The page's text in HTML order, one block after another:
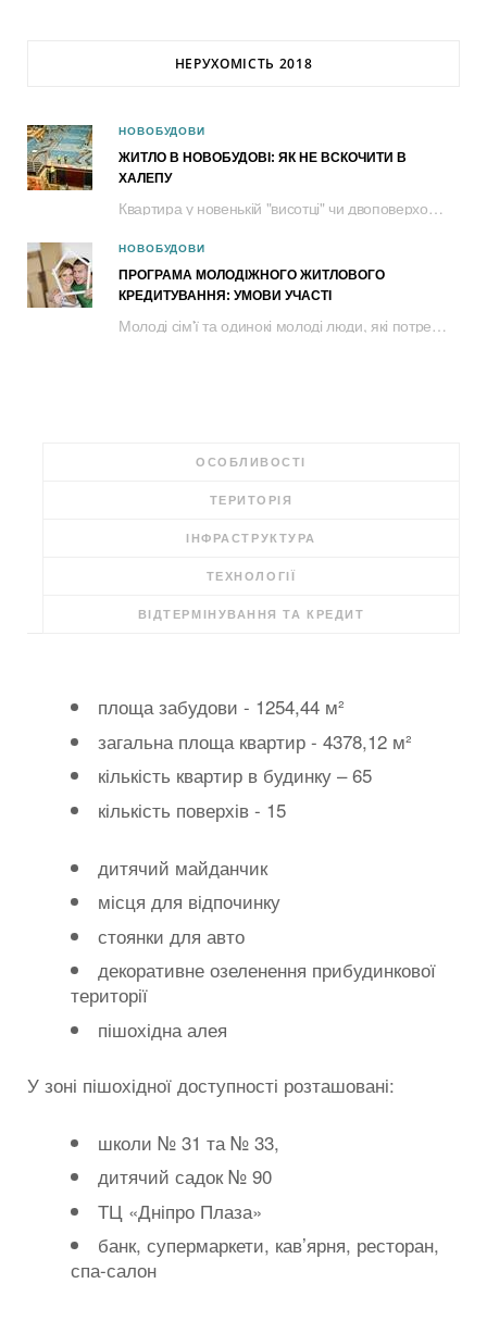
НЕРУХОМІСТЬ 2018
НОВОБУДОВИ
ЖИТЛО В НОВОБУДОВІ: ЯК НЕ ВСКОЧИТИ В
ХАЛЕПУ
Квартира у новенькій "висотці" чи двоповерховому таунхаусі – це не лише власне...
НОВОБУДОВИ
ПРОГРАМА МОЛОДІЖНОГО ЖИТЛОВОГО
КРЕДИТУВАННЯ: УМОВИ УЧАСТІ
Молоді сім'ї та одинокі молоді люди, які потребують поліпшення житлових умов, можуть...
ОСОБЛИВОСТІ
ТЕРИТОРІЯ
ІНФРАСТРУКТУРА
ТЕХНОЛОГІЇ
ВІДТЕРМІНУВАННЯ ТА КРЕДИТ
площа забудови - 1254,44 м²
загальна площа квартир - 4378,12 м²
кількість квартир в будинку – 65
кількість поверхів - 15
дитячий майданчик
місця для відпочинку
стоянки для авто
декоративне озеленення прибудинкової
території
пішохідна алея
У зоні пішохідної доступності розташовані:
школи № 31 та № 33,
дитячий садок № 90
ТЦ «Дніпро Плаза»
банк, супермаркети, кав’ярня, ресторан,
спа-салон